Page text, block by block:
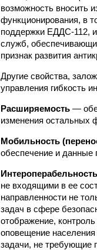
возможность вносить
функционирования, в
поддержки ЕДДС-112,
служб,
признак развития
Другие свойства,
управления гибкость
Расширяемость —
изменения остальных
Мобильность
обеспечение и данные
не входящими в ее
направленности не
задач в сфере
отображение,
оповещение
задачи, не требующие